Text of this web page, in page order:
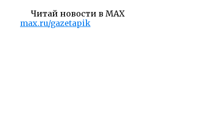
Читай новости в MAX
max.ru/gazetapik